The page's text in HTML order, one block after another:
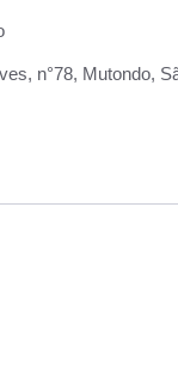
n°78, Mutondo,